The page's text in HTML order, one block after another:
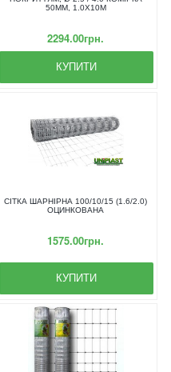
50ММ, 1.0Х10М
2294.00грн.
КУПИТИ
СІТКА ШАРНІРНА 100/10/15 (1.6/2.0)
ОЦИНКОВАНА
1575.00грн.
КУПИТИ